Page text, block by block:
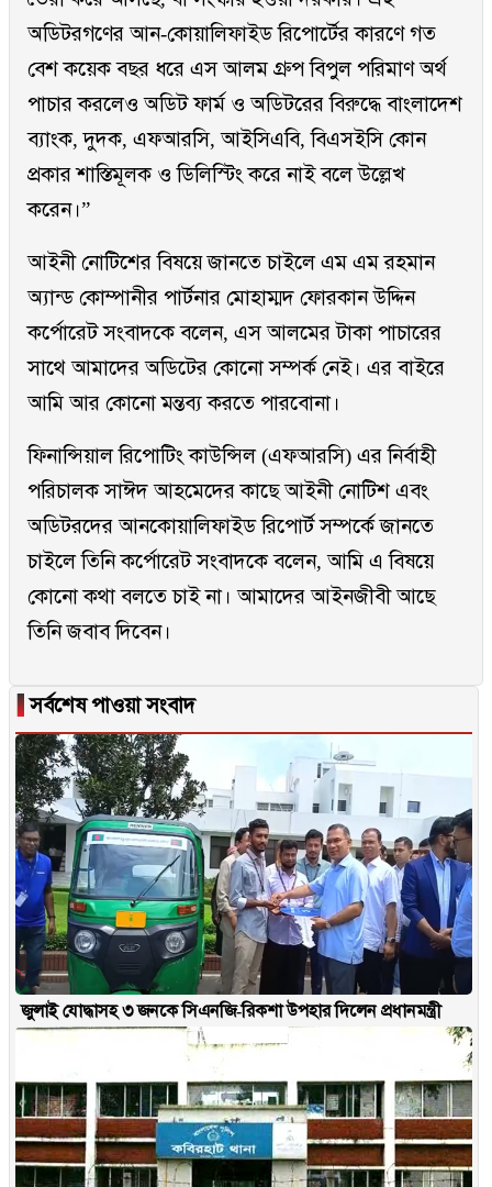
অডিটরগণের আন-কোয়ালিফাইড রিপোর্টের কারণে গত
বেশ কয়েক বছর ধরে এস আলম গ্রুপ বিপুল পরিমাণ অর্থ
পাচার করলেও অডিট ফার্ম ও অডিটরের বিরুদ্ধে বাংলাদেশ
ব্যাংক, দুদক, এফআরসি, আইসিএবি, বিএসইসি কোন
প্রকার শাস্তিমূলক ও ডিলিস্টিং করে নাই বলে উল্লেখ
করেন।”
আইনী নোটিশের বিষয়ে জানতে চাইলে এম এম রহমান
অ্যান্ড কোম্পানীর পার্টনার মোহাম্মদ ফোরকান উদ্দিন
কর্পোরেট সংবাদকে বলেন, এস আলমের টাকা পাচারের
সাথে আমাদের অডিটের কোনো সম্পর্ক নেই। এর বাইরে
আমি আর কোনো মন্তব্য করতে পারবোনা।
ফিনান্সিয়াল রিপোটিং কাউন্সিল (এফআরসি) এর নির্বাহী
পরিচালক সাঈদ আহমেদের কাছে আইনী নোটিশ এবং
অডিটরদের আনকোয়ালিফাইড রিপোর্ট সম্পর্কে জানতে
চাইলে তিনি কর্পোরেট সংবাদকে বলেন, আমি এ বিষয়ে
কোনো কথা বলতে চাই না। আমাদের আইনজীবী আছে
তিনি জবাব দিবেন।
▐সর্বশেষ পাওয়া সংবাদ
জুলাই যোদ্ধাসহ ৩ জনকে সিএনজি-রিকশা উপহার দিলেন প্রধানমন্ত্রী